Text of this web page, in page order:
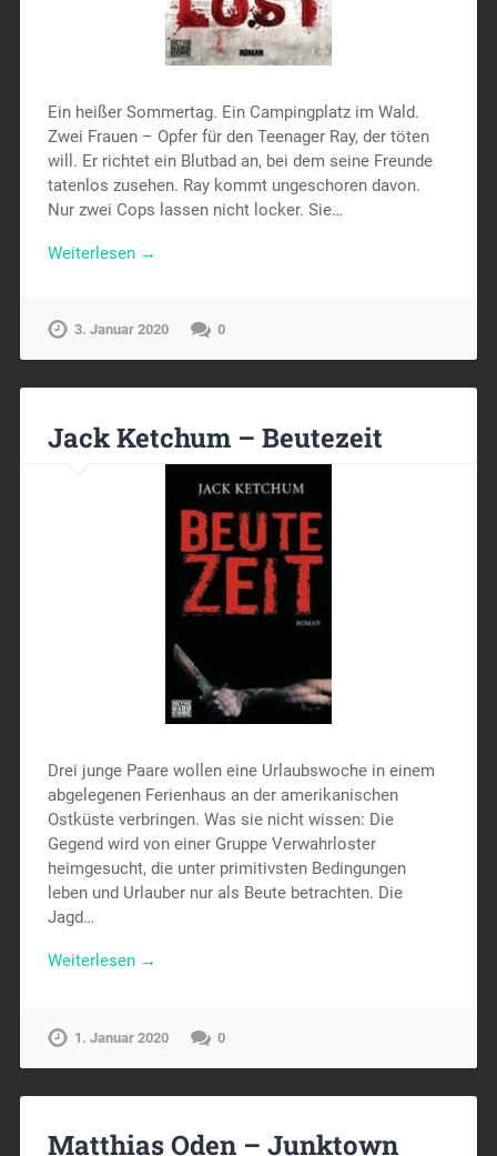
Ein heißer Sommertag. Ein Campingplatz im Wald.
Zwei Frauen – Opfer für den Teenager Ray, der töten
will. Er richtet ein Blutbad an, bei dem seine Freunde
tatenlos zusehen. Ray kommt ungeschoren davon.
Nur zwei Cops lassen nicht locker. Sie…
Weiterlesen →
3. Januar 2020 0
Jack Ketchum – Beutezeit
Drei junge Paare wollen eine Urlaubswoche in einem
abgelegenen Ferienhaus an der amerikanischen
Ostküste verbringen. Was sie nicht wissen: Die
Gegend wird von einer Gruppe Verwahrloster
heimgesucht, die unter primitivsten Bedingungen
leben und Urlauber nur als Beute betrachten. Die
Jagd…
Weiterlesen →
1. Januar 2020 0
Matthias Oden – Junktown